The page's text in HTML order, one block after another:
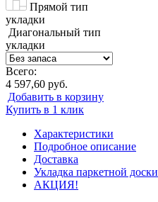
Прямой тип
укладки
Диагональный тип
укладки
Всего:
4 597,60 руб.
Добавить в корзину
Купить в 1 клик
Характеристики
Подробное описание
Доставка
Укладка паркетной доски
АКЦИЯ!